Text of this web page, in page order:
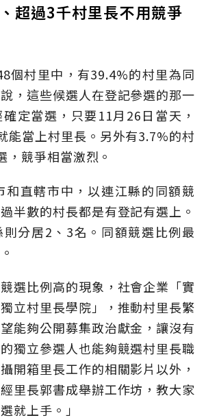
超過3千村里長不用競爭
個村里中，有39.4%的村里為同
，這些候選人在登記參選的那一
定當選，只要11月26日當天，
能當上村里長。另外有3.7%的村
，競爭相當激烈。
和直轄市中，以連江縣的同額競
半數的村長都是有登記有選上。
分居2、3名。同額競選比例最
選比例高的現象，社會企業「實
立村里長學院」，推動村里長繁
能夠公開募集政治獻金，讓沒有
獨立參選人也能夠競選村里長職
開箱里長工作的相關影片以外，
里長郭書成舉辦工作坊，教大家
就上手。」